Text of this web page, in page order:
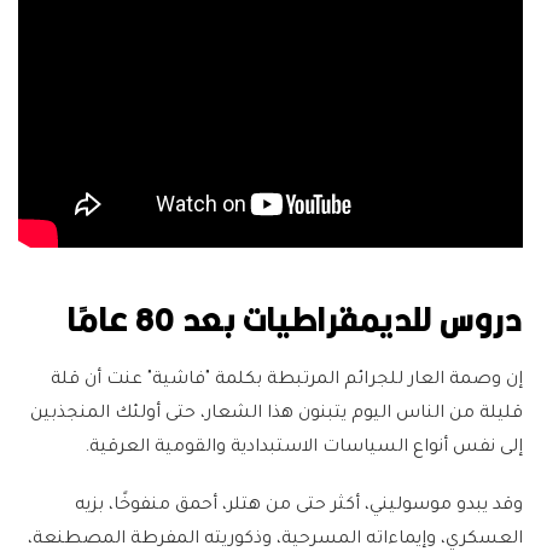
دروس للديمقراطيات بعد 80 عامًا
إن وصمة العار للجرائم المرتبطة بكلمة "فاشية" عنت أن قلة
قليلة من الناس اليوم يتبنون هذا الشعار، حتى أولئك المنجذبين
إلى نفس أنواع السياسات الاستبدادية والقومية العرقية.
وقد يبدو موسوليني، أكثر حتى من هتلر، أحمق منفوخًا، بزيه
العسكري، وإيماءاته المسرحية، وذكوريته المفرطة المصطنعة،